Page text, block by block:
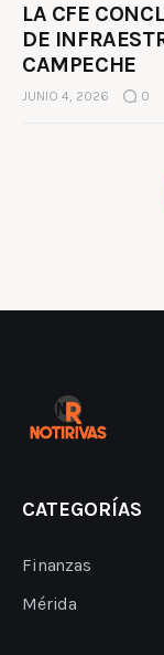
LA CFE
DE
CAMPECHE
JUNIO 4, 2026 0
CATEGORÍAS
Finanzas
Mérida